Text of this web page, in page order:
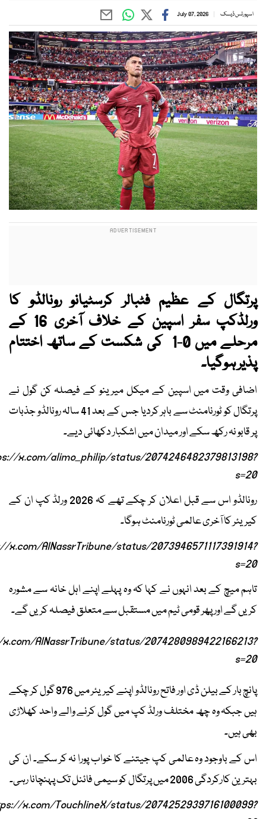
اسپورٹس ڈیسک July 07, 2026
پرتگال کے عظیم فٹبالر کرسٹیانو رونالڈو کا
ورلڈکپ سفر اسپین کے خلاف آخری 16 کے
مرحلے میں 0-1 کی شکست کے ساتھ اختتام
پذیر ہوگیا۔
اضافی وقت میں اسپین کے میکل میرینو کے فیصلہ کن گول نے
پرتگال کو ٹورنامنٹ سے باہر کردیا جس کے بعد 41 سالہ رونالڈو جذبات
پر قابو نہ رکھ سکے اور میدان میں اشکبار دکھائی دیے۔
x.com/alimo_philip/status/2074246482379813198?
s=20
رونالڈو اس سے قبل اعلان کر چکے تھے کہ 2026 ورلڈ کپ ان کے
کیریئر کا آخری عالمی ٹورنامنٹ ہوگا۔
x.com/AlNassrTribune/status/2073946571117391914?
s=20
تاہم میچ کے بعد انہوں نے کہا کہ وہ پہلے اپنے اہل خانہ سے مشورہ
کریں گے اور پھر قومی ٹیم میں مستقبل سے متعلق فیصلہ کریں گے۔
AlNassrTribune/status/2074280989422166213?
s=20
پانچ بار کے بیلن ڈی اور فاتح رونالڈو اپنے کیریئر میں 976 گول کر چکے
ہیں جبکہ وہ چھ مختلف ورلڈ کپ میں گول کرنے والے واحد کھلاڑی
بھی ہیں۔
اس کے باوجود وہ عالمی کپ جیتنے کا خواب پورا نہ کر سکے۔ ان کی
بہترین کارکردگی 2006 میں پرتگال کو سیمی فائنل تک پہنچانا رہی۔
x.com/TouchlineX/status/2074252939716100099?